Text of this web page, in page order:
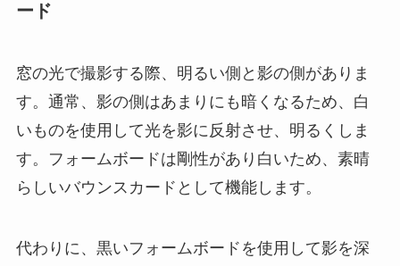
ード
窓の光で撮影する際、明るい側と影の側がありま
す。通常、影の側はあまりにも暗くなるため、白
いものを使用して光を影に反射させ、明るくしま
す。フォームボードは剛性があり白いため、素晴
らしいバウンスカードとして機能します。
代わりに、黒いフォームボードを使用して影を深